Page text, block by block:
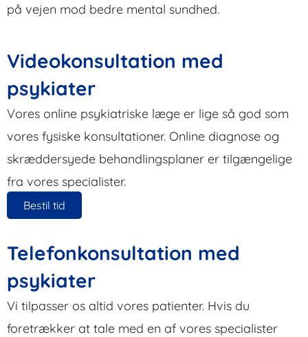
på vejen mod bedre mental sundhed.
Videokonsultation med
psykiater
Vores online psykiatriske læge er lige så god som
vores fysiske konsultationer. Online diagnose og
skræddersyede behandlingsplaner er tilgængelige
fra vores specialister.
Bestil tid
Telefonkonsultation med
psykiater
Vi tilpasser os altid vores patienter. Hvis du
foretrækker at tale med en af vores specialister